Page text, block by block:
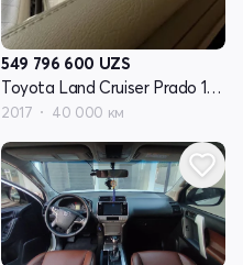
549 796 600 UZS
Toyota Land Cruiser Prado 150 Series рестайлинг 2
2017 40 000 км